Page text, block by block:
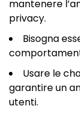
mantenere
privacy.
Bisogna
Usare le
garantire un
utenti.